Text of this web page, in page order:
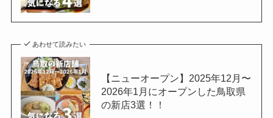
あわせて読みたい
【ニューオープン】2025年12月〜
2026年1月にオープンした鳥取県
の新店3選！！